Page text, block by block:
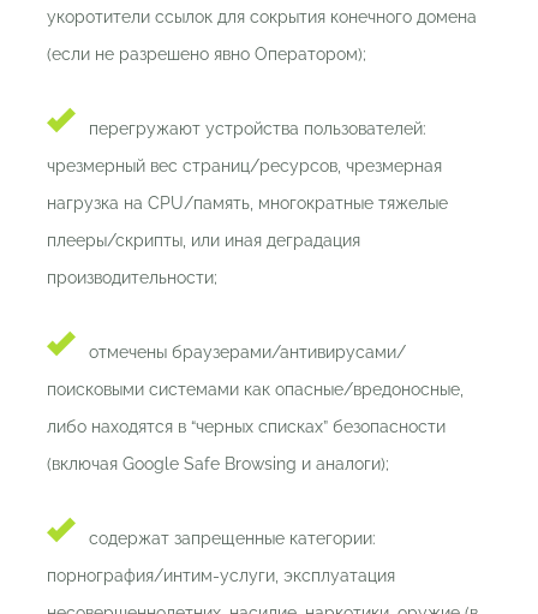
укоротители ссылок для сокрытия конечного домена
(если не разрешено явно Оператором);
перегружают устройства пользователей:
чрезмерный вес страниц/ресурсов, чрезмерная
нагрузка на CPU/память, многократные тяжелые
плееры/скрипты, или иная деградация
производительности;
отмечены браузерами/антивирусами/
поисковыми системами как опасные/вредоносные,
либо находятся в “черных списках” безопасности
(включая Google Safe Browsing и аналоги);
содержат запрещенные категории:
порнография/интим-услуги, эксплуатация